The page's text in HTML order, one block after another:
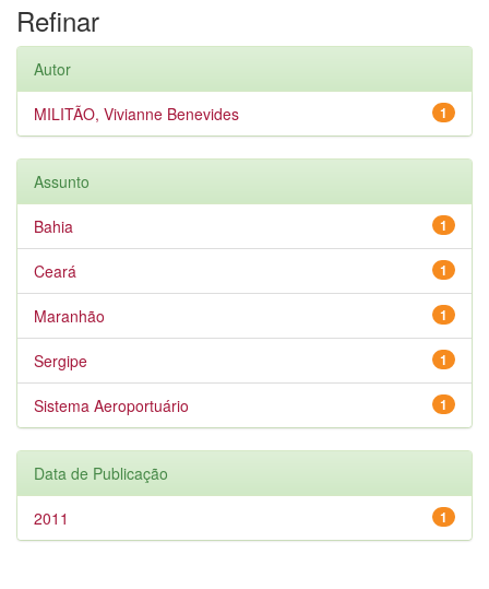
Refinar
Autor
1
MILITÃO, Vivianne Benevides
Assunto
1
Bahia
1
Ceará
1
Maranhão
1
Sergipe
1
Sistema Aeroportuário
Data de Publicação
1
2011